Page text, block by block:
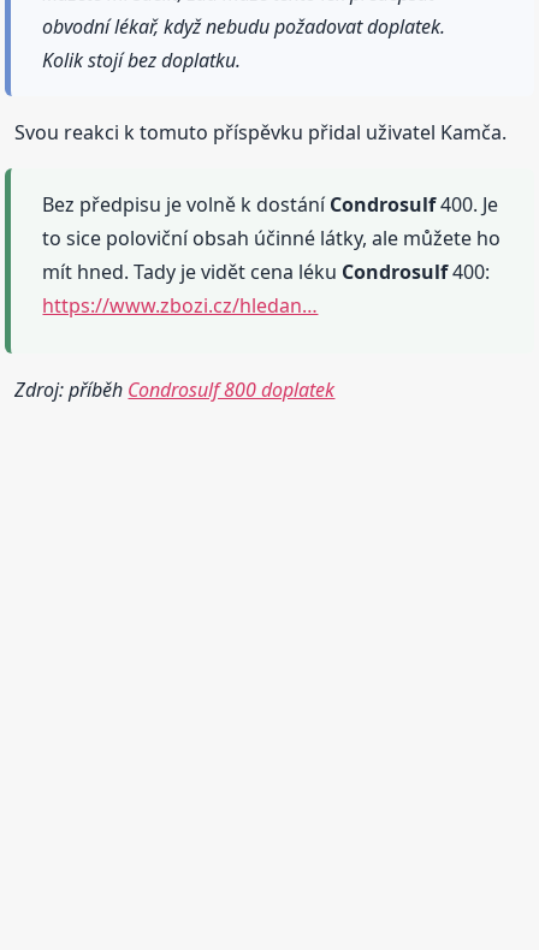
obvodní lékař, když nebudu požadovat doplatek.
Kolik stojí bez doplatku.
Svou reakci k tomuto příspěvku přidal uživatel Kamča.
Bez předpisu je volně k dostáníCondrosulf400. Je
to sice poloviční obsah účinné látky, ale můžete ho
mít hned. Tady je vidět cena léku Condrosulf400:
https://www.zbozi.cz/hledan…
Zdroj: příběh Condrosulf 800 doplatek